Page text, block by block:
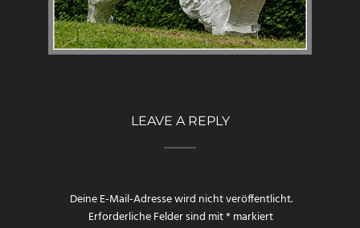
LEAVE A REPLY
Deine E-Mail-Adresse wird nicht veröffentlicht.
Erforderliche Felder sind mit*markiert